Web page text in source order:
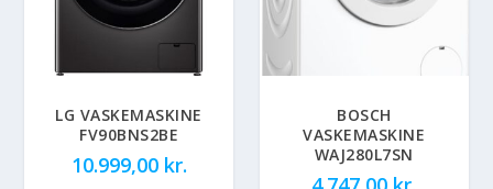
LG VASKEMASKINE
FV90BNS2BE
10.999,00 kr.
BOSCH
VASKEMASKINE
WAJ280L7SN